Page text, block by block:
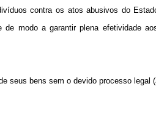
contra os atos abusivos do
modo a garantir plena efetividade
seus bens sem o devido processo legal